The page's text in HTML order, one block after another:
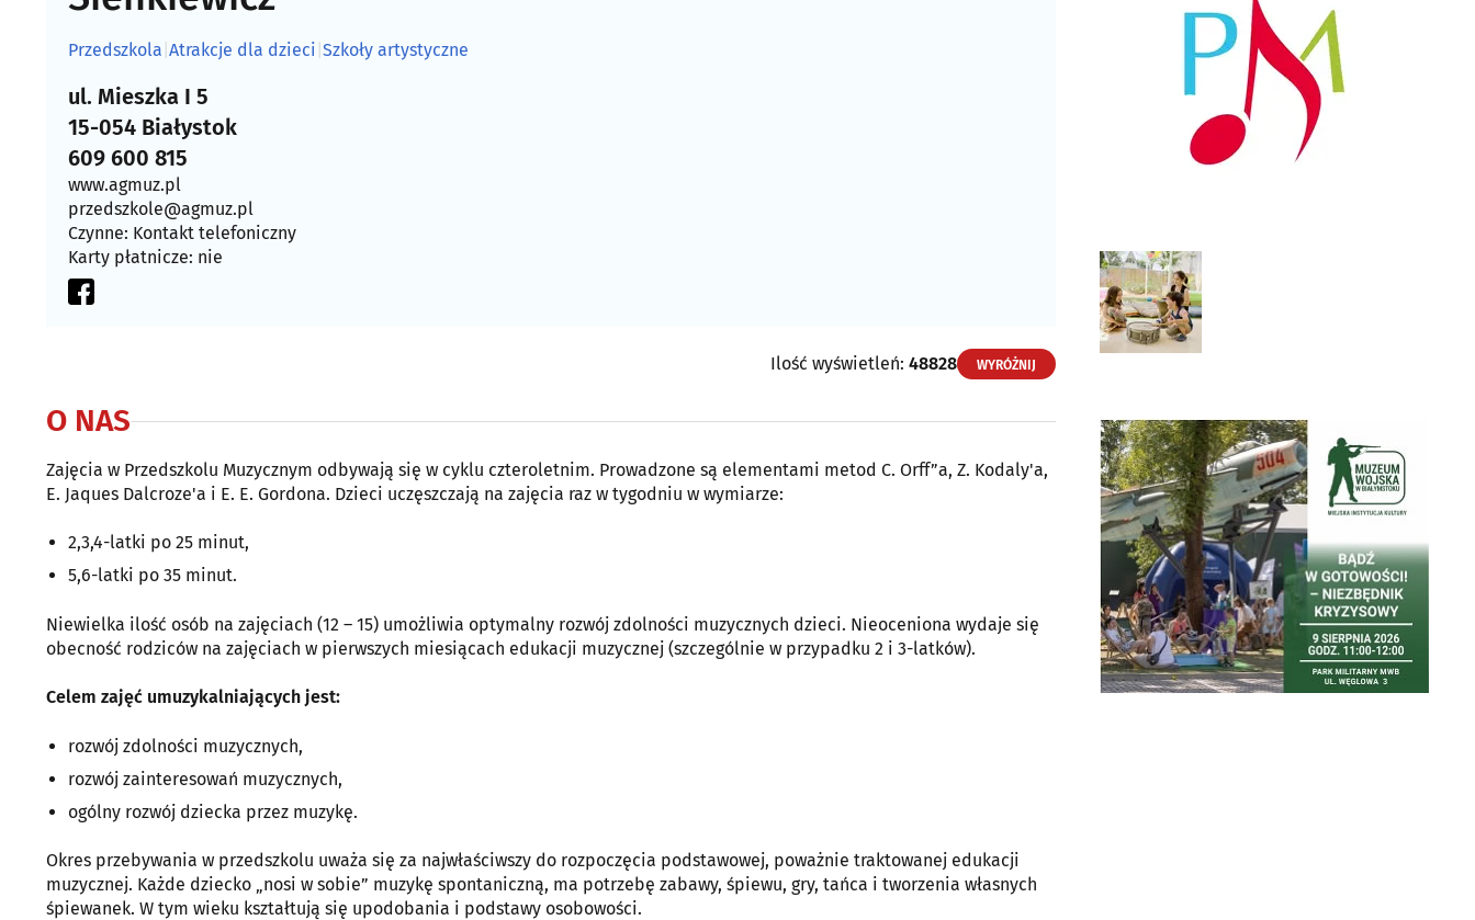
Przedszkola Atrakcje dla dzieci Szkoły artystyczne
ul. Mieszka I 5
15-054 Białystok
609 600 815
www.agmuz.pl
przedszkole@agmuz.pl
Czynne: Kontakt telefoniczny
Karty płatnicze: nie
Ilość wyświetleń: 48828 WYRÓŻNIJ
O NAS
Zajęcia w Przedszkolu Muzycznym odbywają się w cyklu czteroletnim. Prowadzone są elementami metod C. Orff”a, Z. Kodaly'a,
E. Jaques Dalcroze'a i E. E. Gordona. Dzieci uczęszczają na zajęcia raz w tygodniu w wymiarze:
2,3,4-latki po 25 minut,
5,6-latki po 35 minut.
Niewielka ilość osób na zajęciach (12 – 15) umożliwia optymalny rozwój zdolności muzycznych dzieci. Nieoceniona wydaje się
obecność rodziców na zajęciach w pierwszych miesiącach edukacji muzycznej (szczególnie w przypadku 2 i 3-latków).
Celem zajęć umuzykalniających jest:
rozwój zdolności muzycznych,
rozwój zainteresowań muzycznych,
ogólny rozwój dziecka przez muzykę.
Okres przebywania w przedszkolu uważa się za najwłaściwszy do rozpoczęcia podstawowej, poważnie traktowanej edukacji
muzycznej. Każde dziecko „nosi w sobie” muzykę spontaniczną, ma potrzebę zabawy, śpiewu, gry, tańca i tworzenia własnych
śpiewanek. W tym wieku kształtują się upodobania i podstawy osobowości.
Agmuz - przedszkole
muzyczne Agnieszki
Sienkiewicz
ul. Mieszka I 5
15-054 Białystok